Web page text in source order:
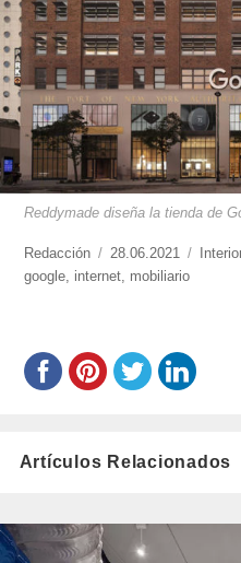
Reddymade diseña la tienda de
https://www.experimenta.es/
Redacción
Publicado
el
28.06.2021
google internet mobiliario
Artículos Relacionados